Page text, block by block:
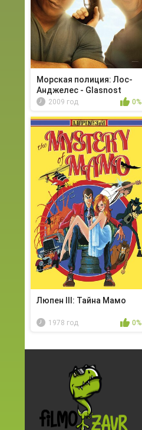
Морская полиция: Лос-
Анджелес - Glasnost
2009 год 0%
Люпен III: Тайна Мамо
1978 год 0%